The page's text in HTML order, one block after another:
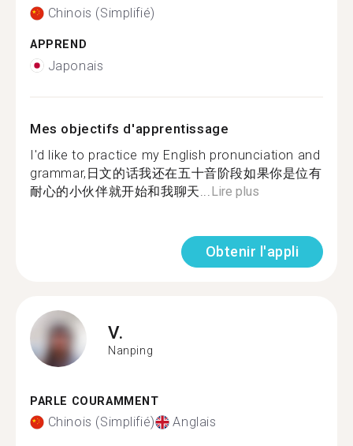
Chinois (Simplifié)
APPREND
Japonais
Mes objectifs d'apprentissage
I'd like to practice my English pronunciation and
grammar,日文的话我还在五十音阶段如果你是位有
耐心的小伙伴就开始和我聊天... Lire plus
Obtenir l'appli
V.
Nanping
PARLE COURAMMENT
Chinois (Simplifié) Anglais